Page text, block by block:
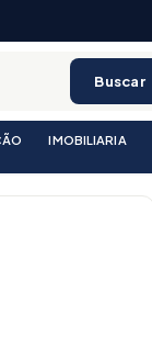
Buscar
IMOBILIARIA